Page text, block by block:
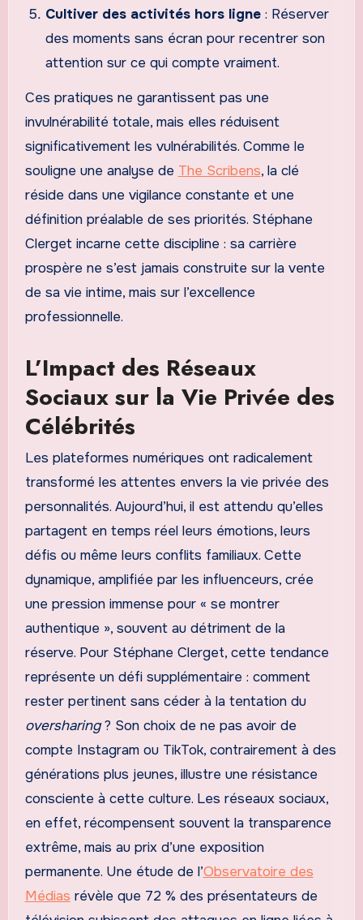
Cultiver des activités hors ligne : Réserver
des moments sans écran pour recentrer son
attention sur ce qui compte vraiment.
Ces pratiques ne garantissent pas une
invulnérabilité totale, mais elles réduisent
significativement les vulnérabilités. Comme le
souligne une analyse de The Scribens, la clé
réside dans une vigilance constante et une
définition préalable de ses priorités. Stéphane
Clerget incarne cette discipline : sa carrière
prospère ne s’est jamais construite sur la vente
de sa vie intime, mais sur l’excellence
professionnelle.
L’Impact des Réseaux
Sociaux sur la Vie Privée des
Célébrités
Les plateformes numériques ont radicalement
transformé les attentes envers la vie privée des
personnalités. Aujourd’hui, il est attendu qu’elles
partagent en temps réel leurs émotions, leurs
défis ou même leurs conflits familiaux. Cette
dynamique, amplifiée par les influenceurs, crée
une pression immense pour « se montrer
authentique », souvent au détriment de la
réserve. Pour Stéphane Clerget, cette tendance
représente un défi supplémentaire : comment
rester pertinent sans céder à la tentation du
oversharing? Son choix de ne pas avoir de
compte Instagram ou TikTok, contrairement à des
générations plus jeunes, illustre une résistance
consciente à cette culture. Les réseaux sociaux,
en effet, récompensent souvent la transparence
extrême, mais au prix d’une exposition
permanente. Une étude de l’Observatoire des
Médias révèle que 72 % des présentateurs de